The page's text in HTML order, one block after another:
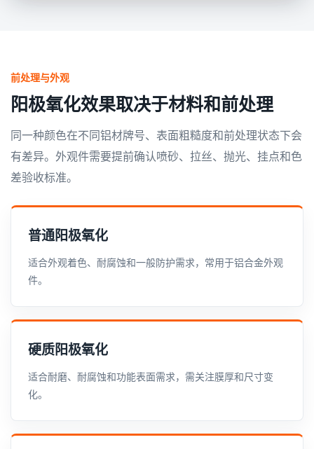
前处理与外观
阳极氧化效果取决于材料和前处理
同一种颜色在不同铝材牌号、表面粗糙度和前处理状态下会
有差异。外观件需要提前确认喷砂、拉丝、抛光、挂点和色
差验收标准。
普通阳极氧化
适合外观着色、耐腐蚀和一般防护需求，常用于铝合金外观
件。
硬质阳极氧化
适合耐磨、耐腐蚀和功能表面需求，需关注膜厚和尺寸变
化。